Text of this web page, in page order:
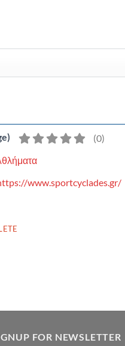
(0)
www.sportcyclades.gr/
FOR NEWSLETTER